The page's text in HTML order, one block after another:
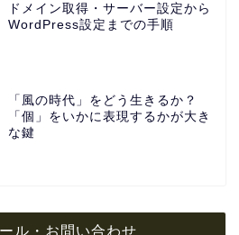
ドメイン取得・サーバー設定から
WordPress設定までの手順
「風の時代」をどう生きるか？
「個」をいかに表現するかが大き
な鍵
ル・お問い合わせ